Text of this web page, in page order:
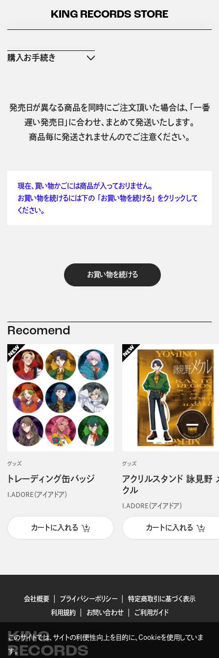
KING RECORDS STORE
購入お手続き
発売日が異なる商品を同時にご注文頂いた場合は、「一番
遅い発売日」に合わせ、まとめて発送いたします。
商品毎に発送されませんのでご注意ください。
現在、買い物かごには商品が入っておりません。
お買い物を続けるには下の 「お買い物を続ける」 をクリックして
ください。
お買い物を続ける
Recomend
グッズ
トレーディング缶バッジ
I.ADORE（アイアドア）
カートに入れる
グッズ
アクリルスタンド 詠見野
クル
I.ADORE（アイアドア）
カートに入れる
会社概要 プライバシーポリシー
特定商取引に基づく表示
利用規約
お問い合わせ ご利用ガイド
KING
RECORDS
このサイトでは、サイトの利便性向上を目的に、Cookieを使用していま
す。